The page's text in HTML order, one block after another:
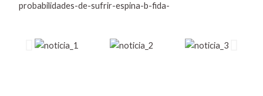
probabilidades-de-sufrir-espina-b-fida-